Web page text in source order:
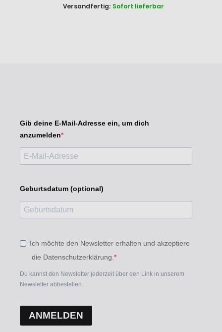
Versandfertig: Sofort lieferbar
Gib deine E-Mail-Adresse ein, um dich
anzumelden
Geburtsdatum (optional)
Ich möchte den Newsletter erhalten und akzeptiere
die Datenschutzerklärung.
Du kannst den Newsletter jederzeit über den Link in unserem
Newsletter abbestellen.
ANMELDEN